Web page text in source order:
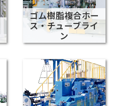
ゴム樹脂複合ホー
ス・チューブライ
ン